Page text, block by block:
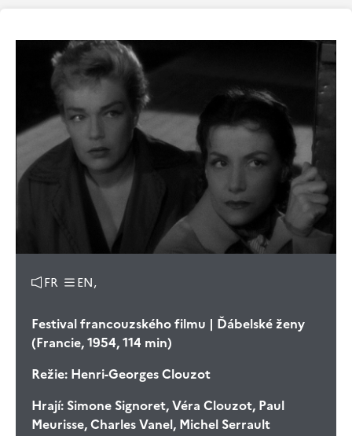
FR EN,
Festival francouzského filmu | Ďábelské ženy
(Francie, 1954, 114 min)
Režie: Henri-Georges Clouzot
Hrají: Simone Signoret, Véra Clouzot, Paul
Meurisse, Charles Vanel, Michel Serrault